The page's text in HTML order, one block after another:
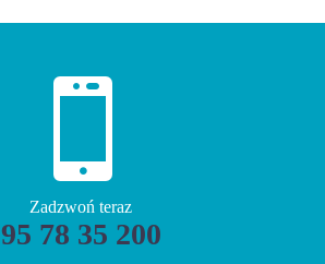


Zadzwoń teraz
95 78 35 200